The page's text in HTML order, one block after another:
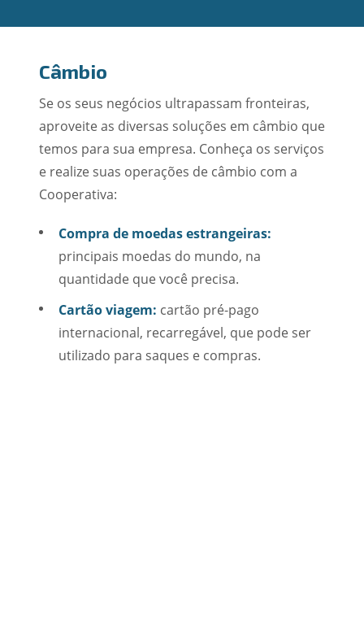
Câmbio
Se os seus negócios ultrapassam fronteiras,
aproveite as diversas soluções em câmbio que
temos para sua empresa. Conheça os serviços
e realize suas operações de câmbio com a
Cooperativa:
Compra de moedas estrangeiras:
principais moedas do mundo, na
quantidade que você precisa.
Cartão viagem: cartão pré-pago
internacional, recarregável, que pode ser
utilizado para saques e compras.